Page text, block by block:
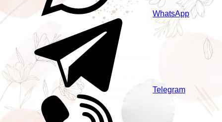
WhatsApp
Telegram